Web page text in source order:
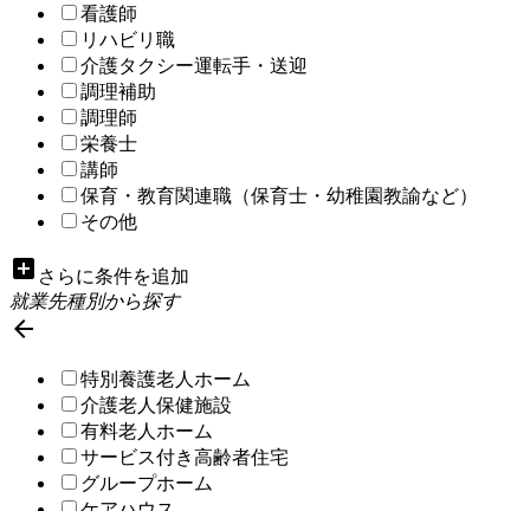
看護師
リハビリ職
介護タクシー運転手・送迎
調理補助
調理師
栄養士
講師
保育・教育関連職（保育士・幼稚園教諭など）
その他
add_box さらに条件を追加
就業先種別から探す

特別養護老人ホーム
介護老人保健施設
有料老人ホーム
サービス付き高齢者住宅
グループホーム